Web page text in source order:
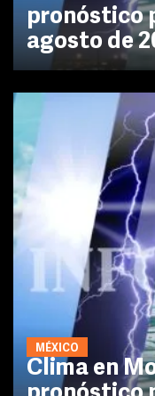
pronóstico
agosto de
MÉXICO
Clima en